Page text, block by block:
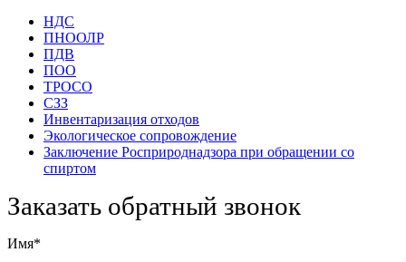
НДС
ПНООЛР
ПДВ
ПОО
ТРОСО
СЗЗ
Инвентаризация отходов
Экологическое сопровождение
Заключение Росприроднадзора при обращении со
спиртом
Заказать обратный звонок
Имя*